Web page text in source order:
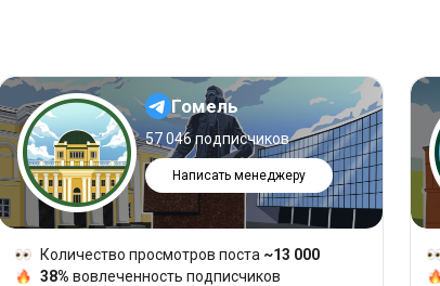
Гомель
57 046 подписчиков
Написать менеджеру
Количество просмотров поста ~13 000
38% вовлеченность подписчиков